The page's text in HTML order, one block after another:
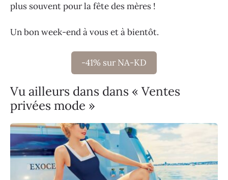
plus souvent pour la fête des mères !
Un bon week-end à vous et à bientôt.
-41% sur NA-KD
Vu ailleurs dans dans « Ventes
privées mode »